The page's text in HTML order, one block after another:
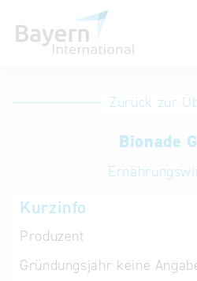
Anmeldung
Unternehmen
anmelden
Zurück zur
Bionade
Kurzinfo
Produzent
Gründungsjahr keine